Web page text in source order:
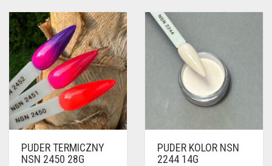
PUDER TERMICZNY
NSN 2450 28G
PUDER KOLOR NSN
2244 14G